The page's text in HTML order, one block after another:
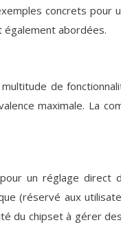
concrets pour
également abordées.
de
maximale. La
un réglage direct
(réservé aux
du chipset à gérer